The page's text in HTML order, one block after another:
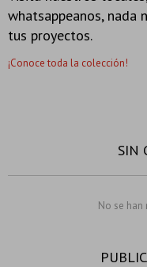
whatsappeanos, nada
tus proyectos.
¡Conoce toda la colección!
SIN
No se han